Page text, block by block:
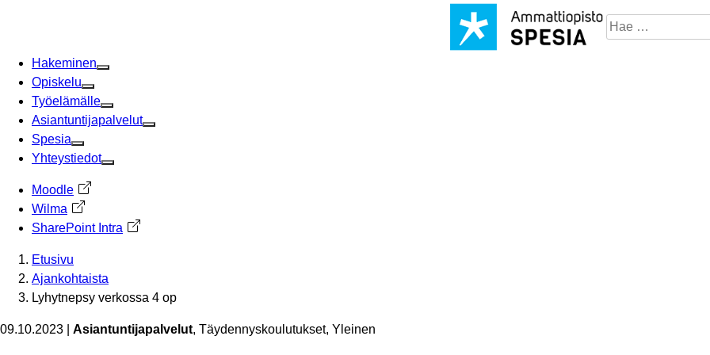
Hae
sivustosta
Hakeminen
Opiskelu
Työelämälle
Asiantuntijapalvelut
Spesia
Yhteystiedot
Moodle Avautuu uuteen välilehteen
Wilma Avautuu uuteen välilehteen
SharePoint Intra Avautuu uuteen välilehteen
Etusivu
Ajankohtaista
Lyhytnepsy verkossa 4 op
09.10.2023 Asiantuntijapalvelut, Täydennyskoulutukset, Yleinen